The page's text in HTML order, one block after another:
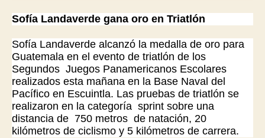
Sofía Landaverde gana oro en Triatlón
Sofía Landaverde alcanzó la medalla de oro para
Guatemala en el evento de triatlón de los
Segundos Juegos Panamericanos Escolares
realizados esta mañana en la Base Naval del
Pacífico en Escuintla. Las pruebas de triatlón se
realizaron en la categoría sprint sobre una
distancia de 750 metros de natación, 20
kilómetros de ciclismo y 5 kilómetros de carrera.